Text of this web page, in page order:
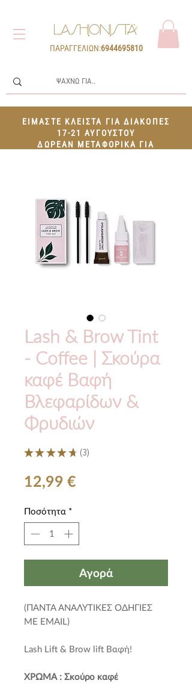
ΠΑΡΑΓΓΕΛΙΩΝ:6944695810
ΕΙΜΑΣΤΕ ΚΛΕΙΣΤΑ ΓΙΑ ΔΙΑΚΟΠΕΣ
17-21 ΑΥΓΟΥΣΤΟΥ
ΔΩΡΕΑΝ ΜΕΤΑΦΟΡΙΚΑ ΓΙΑ
Lash & Brow Tint
- Coffee | Σκούρα
καφέ Βαφή
Βλεφαρίδων &
Φρυδιών
★ ★ ★ ★ ★ 3
3
12,99 €
Ποσότητα *
Αγορά
(ΠΑΝΤΑ ΑΝΑΛΥΤΙΚΕΣ ΟΔΗΓΙΕΣ
ΜΕ EMAIL)
Lash Lift & Brow lift Βαφή!
ΧΡΩΜΑ : Σκούρο καφέ